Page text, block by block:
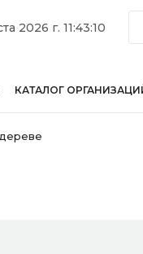
2026 г. 11:43:10
КАТАЛОГ